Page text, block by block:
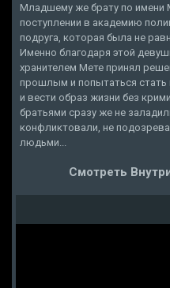
Младшему же брату по имени
поступлении в академию
подруга, которая была не
Именно благодаря этой
хранителем Мете принял
прошлым и попытаться
и вести образ жизни без
братьями сразу же не
конфликтовали, не
людьми...
Смотреть